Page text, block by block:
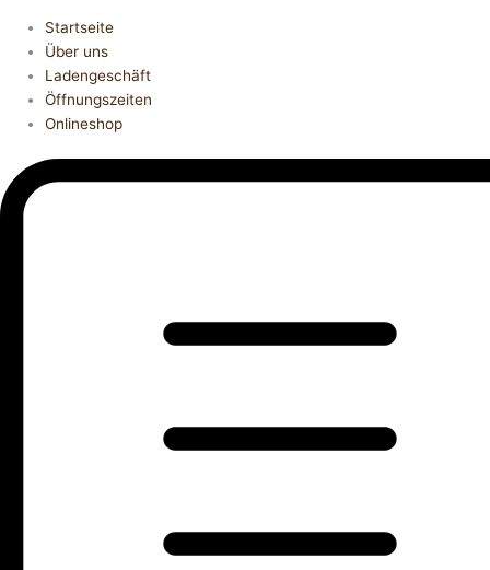
Startseite
Über uns
Ladengeschäft
Öffnungszeiten
Onlineshop